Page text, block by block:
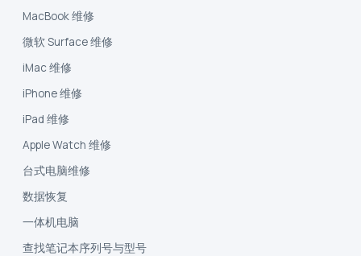
MacBook 维修
微软 Surface 维修
iMac 维修
iPhone 维修
iPad 维修
Apple Watch 维修
台式电脑维修
数据恢复
一体机电脑
查找笔记本序列号与型号